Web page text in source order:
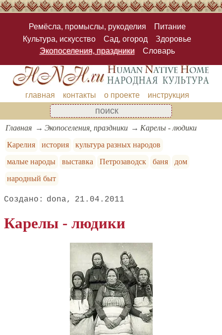
Ремёсла, промыслы, рукоделия
Питание
Культура, искусство
Сад, огород
Здоровье
Экопоселения, праздники
Словарь
главная контакты о проекте инструкция
Главная Экопоселения, праздники
Карелы - людики
Карелия
история
культура разных народов
малые народы
выставка Петрозаводск баня
дом
народный быт
dona 21.04.2011
Карелы - людики